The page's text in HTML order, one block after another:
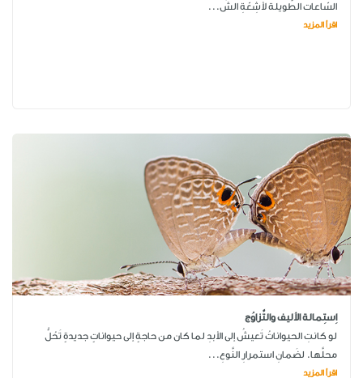
السّاعات الطَّويلة لأَشِعّةِ الشَّ...
اقرأ المزيد
اِستِمالة الأليف والتَّزاوُج
لو كانتِ الحيواناتُ تَعيشُ إلى الأبدِ لما كان من حاجةٍ إلى حيواناتٍ جديدةٍ تَحُلُّ
محلَّها. لضَمانِ استمرارِ النَّوعِ...
اقرأ المزيد